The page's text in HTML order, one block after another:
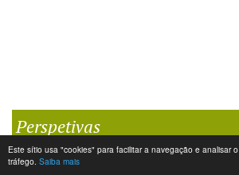
Este sítio usa "cookies" para facilitar a navegação e analisar o
tráfego. Saiba mais
Perspetivas